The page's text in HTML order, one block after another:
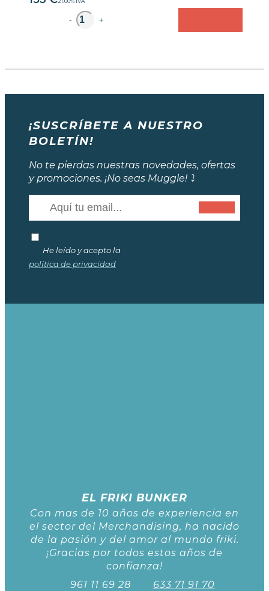
- +
¡SUSCRÍBETE A NUESTRO
BOLETÍN!
No te pierdas nuestras novedades, ofertas
y promociones. ¡No seas Muggle! ⤵️
He leído y acepto la
política de privacidad
EL FRIKI BUNKER
Con mas de 10 años de experiencia en
el sector del Merchandising, ha nacido
de la pasión y del amor al mundo friki.
¡Gracias por todos estos años de
confianza!
961 11 69 28
633 71 91 70